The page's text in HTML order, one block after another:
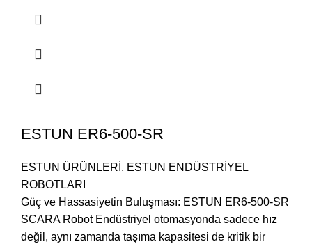
ESTUN ER6-500-SR
ESTUN ÜRÜNLERİ , ESTUN ENDÜSTRİYEL
ROBOTLARI
Güç ve Hassasiyetin Buluşması: ESTUN ER6-500-SR
SCARA Robot Endüstriyel otomasyonda sadece hız
değil, aynı zamanda taşıma kapasitesi de kritik bir